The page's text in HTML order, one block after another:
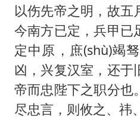
以伤先帝之明，故五
今南方已定，兵甲已
定中原，庶(shù)竭
凶，兴复汉室，还于
帝而忠陛下之职分也
尽忠言，则攸之、祎